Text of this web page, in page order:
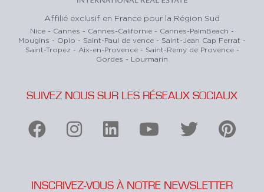
Affilié exclusif en France pour la Région Sud
Nice - Cannes - Cannes-Californie - Cannes-PalmBeach -
Mougins - Opio - Saint-Paul de vence - Saint-Jean Cap Ferrat -
Saint-Tropez - Aix-en-Provence - Saint-Remy de Provence -
Gordes - Lourmarin
SUIVEZ NOUS SUR LES RÉSEAUX SOCIAUX
INSCRIVEZ-VOUS À NOTRE NEWSLETTER